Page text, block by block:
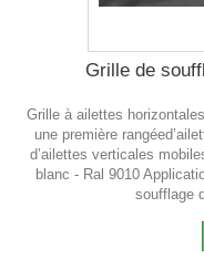
Grille de
Grille à ailettes
une première
d’ailettes verticales
blanc - Ral 9010
soufflage